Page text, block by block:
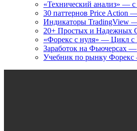
«Технический анализ» —
30 паттернов Price Action
Индикаторы TradingView
20+ Простых и Надежных
«Форекс с нуля» — Цикл с
Заработок на
Учебник по рынку